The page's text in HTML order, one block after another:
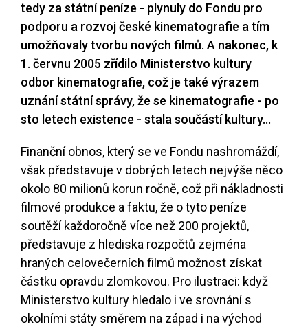
tedy za státní peníze - plynuly do Fondu pro
podporu a rozvoj české kinematografie a tím
umožňovaly tvorbu nových filmů. A nakonec, k
1. červnu 2005 zřídilo Ministerstvo kultury
odbor kinematografie, což je také výrazem
uznání státní správy, že se kinematografie - po
sto letech existence - stala součástí kultury...
Finanční obnos, který se ve Fondu nashromáždí,
však představuje v dobrých letech nejvýše něco
okolo 80 milionů korun ročně, což při nákladnosti
filmové produkce a faktu, že o tyto peníze
soutěží každoročně více než 200 projektů,
představuje z hlediska rozpočtů zejména
hraných celovečerních filmů možnost získat
částku opravdu zlomkovou. Pro ilustraci: když
Ministerstvo kultury hledalo i ve srovnání s
okolními státy směrem na západ i na východ